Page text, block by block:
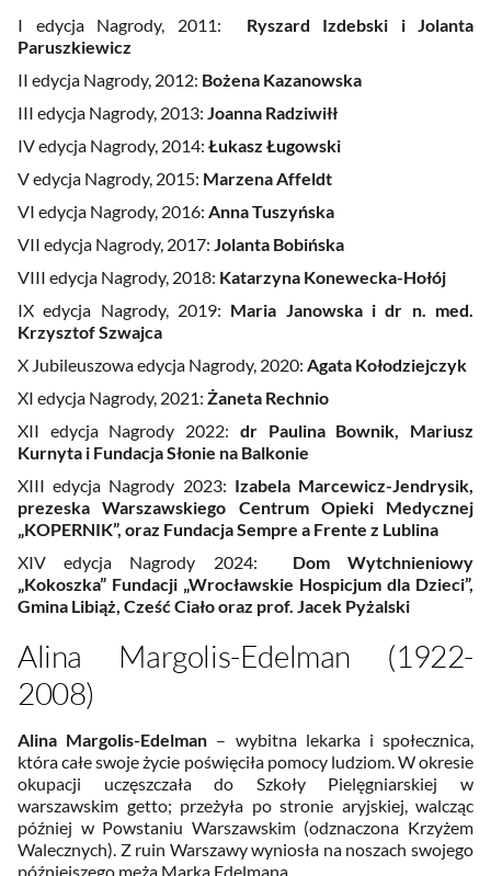
I edycja Nagrody, 2011: Ryszard Izdebski i Jolanta
Paruszkiewicz
II edycja Nagrody, 2012: Bożena Kazanowska
III edycja Nagrody, 2013: Joanna Radziwiłł
IV edycja Nagrody, 2014: Łukasz Ługowski
V edycja Nagrody, 2015: Marzena Affeldt
VI edycja Nagrody, 2016: Anna Tuszyńska
VII edycja Nagrody, 2017: Jolanta Bobińska
VIII edycja Nagrody, 2018: Katarzyna Konewecka-Hołój
IX edycja Nagrody, 2019: Maria Janowska i dr n. med.
Krzysztof Szwajca
X Jubileuszowa edycja Nagrody, 2020: Agata Kołodziejczyk
XI edycja Nagrody, 2021: Żaneta Rechnio
XII edycja Nagrody 2022: dr Paulina Bownik, Mariusz
Kurnyta i Fundacja Słonie na Balkonie
XIII edycja Nagrody 2023: Izabela Marcewicz-Jendrysik,
prezeska Warszawskiego Centrum Opieki Medycznej
„KOPERNIK”, oraz Fundacja Sempre a Frente z Lublina
XIV edycja Nagrody 2024: Dom Wytchnieniowy
„Kokoszka” Fundacji „Wrocławskie Hospicjum dla Dzieci”,
Gmina Libiąż, Cześć Ciało oraz prof. Jacek Pyżalski
Alina Margolis-Edelman (1922-
2008)
Alina Margolis-Edelman – wybitna lekarka i społecznica,
która całe swoje życie poświęciła pomocy ludziom. W okresie
okupacji uczęszczała do Szkoły Pielęgniarskiej w
warszawskim getto; przeżyła po stronie aryjskiej, walcząc
później w Powstaniu Warszawskim (odznaczona Krzyżem
Walecznych). Z ruin Warszawy wyniosła na noszach swojego
późniejszego męża Marka Edelmana.